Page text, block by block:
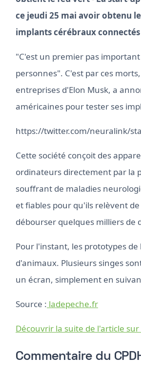
ce jeudi 25 mai avoir obtenu
implants cérébraux
"C'est un premier pas
personnes". C'est par ces
entreprises d'Elon Musk, a
américaines pour tester ses
https://twitter.com/neuralink/
Cette société conçoit des
ordinateurs directement par la
souffrant de maladies
et fiables pour qu'ils relèvent
débourser quelques milliers
Pour l'instant, les prototypes
d'animaux. Plusieurs singes
un écran, simplement en
Source : ladepeche.fr
Découvrir la suite de l'article
Commentaire du